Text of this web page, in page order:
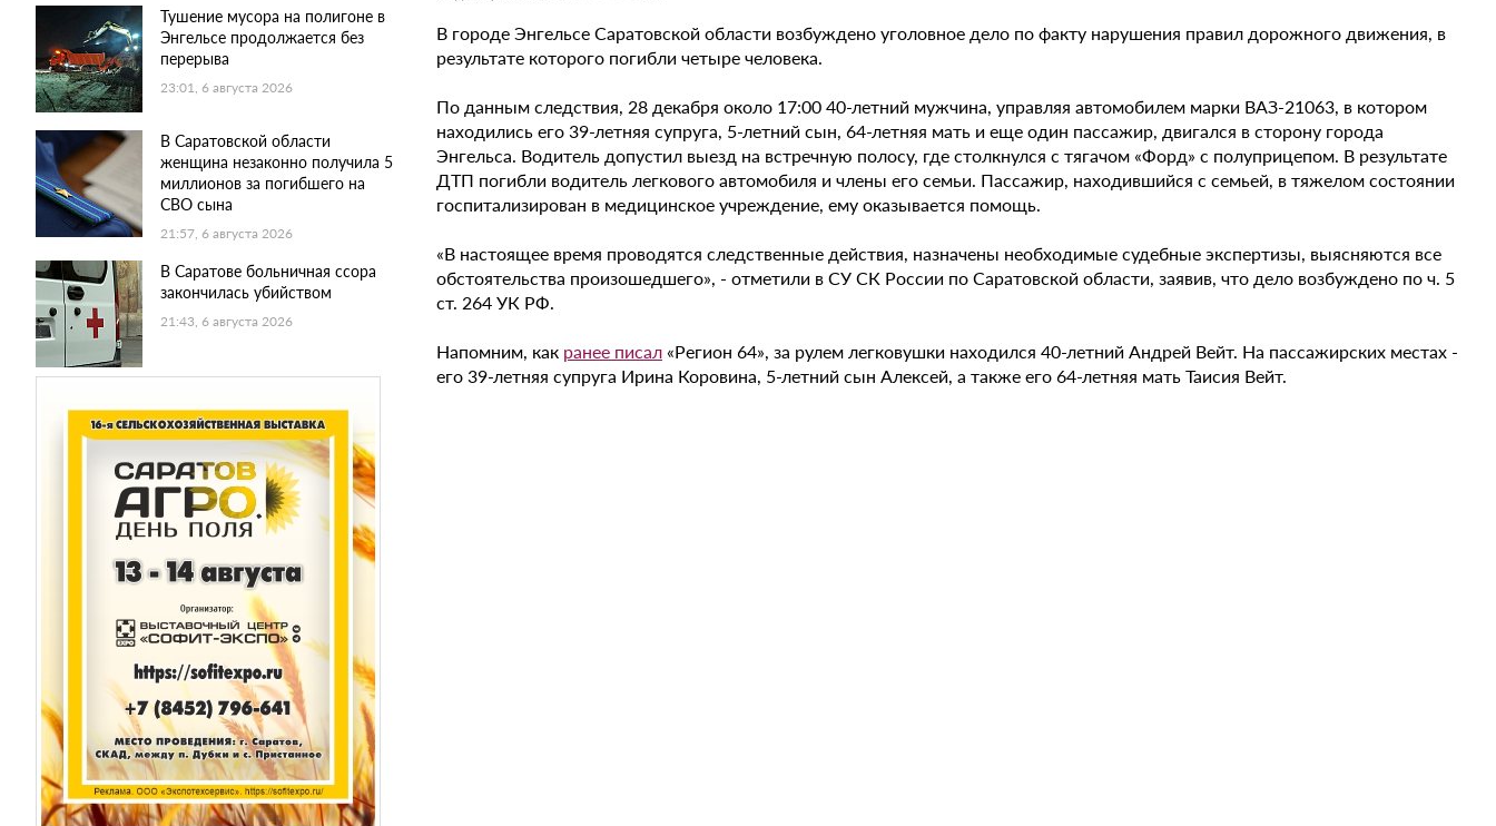
Тушение мусора на полигоне в
Энгельсе продолжается без
перерыва
23:01, 6 августа 2026
В Саратовской области
женщина незаконно получила 5
миллионов за погибшего на
СВО сына
21:57, 6 августа 2026
В Саратове больничная ссора
закончилась убийством
21:43, 6 августа 2026
В городе Энгельсе Саратовской области возбуждено уголовное дело по факту нарушения правил дорожного движения, в
результате которого погибли четыре человека.
По данным следствия, 28 декабря около 17:00 40-летний мужчина, управляя автомобилем марки ВАЗ-21063, в котором
находились его 39-летняя супруга, 5-летний сын, 64-летняя мать и еще один пассажир, двигался в сторону города
Энгельса. Водитель допустил выезд на встречную полосу, где столкнулся с тягачом «Форд» с полуприцепом. В результате
ДТП погибли водитель легкового автомобиля и члены его семьи. Пассажир, находившийся с семьей, в тяжелом состоянии
госпитализирован в медицинское учреждение, ему оказывается помощь.
«В настоящее время проводятся следственные действия, назначены необходимые судебные экспертизы, выясняются все
обстоятельства произошедшего», - отметили в СУ СК России по Саратовской области, заявив, что дело возбуждено по ч. 5
ст. 264 УК РФ.
Напомним, как ранее писал «Регион 64», за рулем легковушки находился 40-летний Андрей Вейт. На пассажирских местах -
его 39-летняя супруга Ирина Коровина, 5-летний сын Алексей, а также его 64-летняя мать Таисия Вейт.